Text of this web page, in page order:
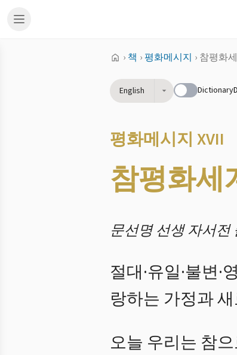
› 책 ›평화메시지 › 참평화
English Dictionary
평화메시지 XVII
참평화세
문선명 선생 자서전
절대·유일·불변
랑하는 가정과
오늘 우리는 참